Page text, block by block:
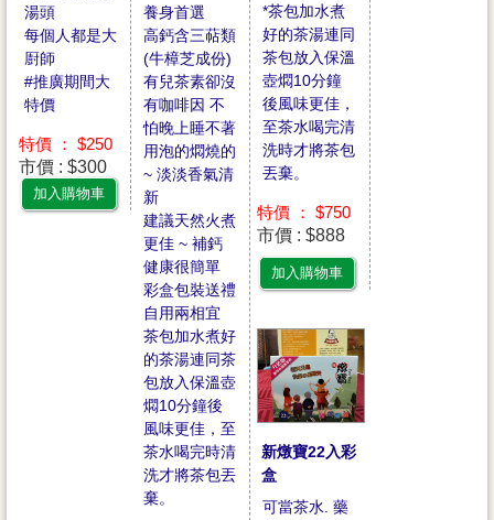
湯頭
每個人都是大
㕑師
#推廣期間大
特價
特價 ： $250
市價 : $300
加入購物車
養身首選
高鈣含三萜類
(牛樟芝成份)
有兒茶素卻沒
有咖啡因 不
怕晚上睡不著
用泡的燜燒的
~ 淡淡香氣清
新
建議天然火煮
更佳 ~ 補鈣
健康很簡單
彩盒包裝送禮
自用兩相宜
茶包加水煮好
的茶湯連同茶
包放入保溫壺
燜10分鐘後
風味更佳，至
茶水喝完時清
洗才將茶包丟
棄。
*茶包加水煮
好的茶湯連同
茶包放入保溫
壺燜10分鐘
後風味更佳，
至茶水喝完清
洗時才將茶包
丟棄。
特價 ： $750
市價 : $888
加入購物車
新燉寶22入彩
盒
可當茶水. 藥